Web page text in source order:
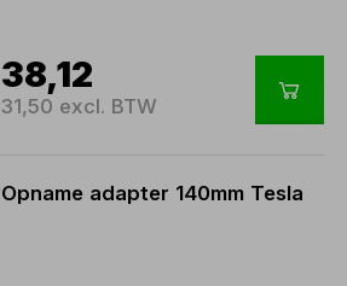
38,12
31,50 excl. BTW
Opname adapter 140mm Tesla